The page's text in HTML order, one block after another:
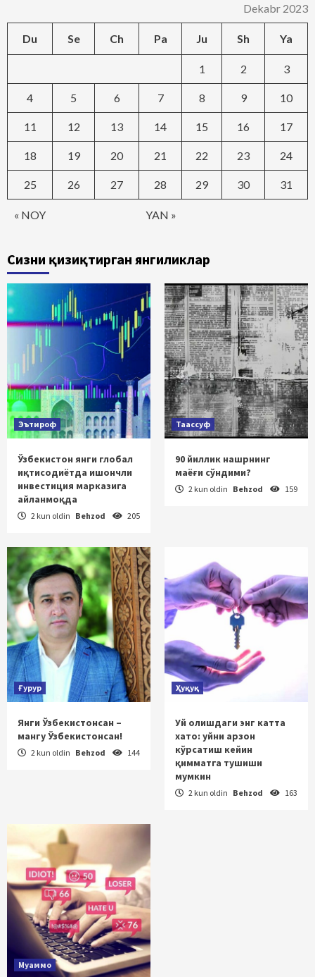
Dekabr 2023
Du Se Ch Pa Ju Sh Ya
« NOY YAN »
1 2 3
4 5 6 7 8 9 10
11 12 13 14 15 16 17
18 19 20 21 22 23 24
25 26 27 28 29 30 31
Сизни қизиқтирган янгиликлар
Эътироф
Ўзбекистон янги глобал
иқтисодиётда ишончли
инвестиция марказига
айланмоқда
2 kun oldin Behzod 205
Таассуф
90 йиллик нашрнинг
маёғи сўндими?
2 kun oldin Behzod 159
Ғурур
Янги Ўзбекистонсан –
мангу Ўзбекистонсан!
2 kun oldin Behzod 144
Ҳуқуқ
Уй олишдаги энг катта
хато: уйни арзон
кўрсатиш кейин
қимматга тушиши
мумкин
2 kun oldin Behzod 163
Муаммо